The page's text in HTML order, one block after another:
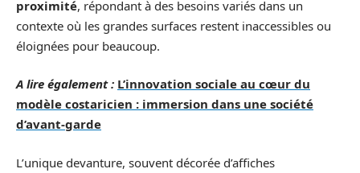
proximité, répondant à des besoins variés dans un
contexte où les grandes surfaces restent inaccessibles ou
éloignées pour beaucoup.
A lire également : L’innovation sociale au cœur du
modèle costaricien : immersion dans une société
d’avant-garde
L’unique devanture, souvent décorée d’affiches